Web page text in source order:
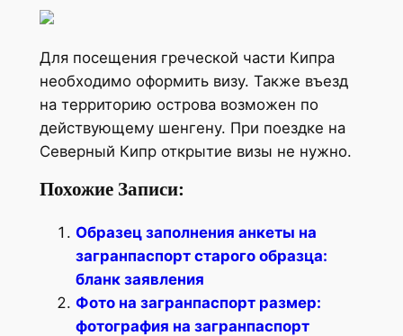
Для посещения греческой части Кипра
необходимо оформить визу. Также въезд
на территорию острова возможен по
действующему шенгену. При поездке на
Северный Кипр открытие визы не нужно.
Похожие Записи:
Образец заполнения анкеты на
загранпаспорт старого образца:
бланк заявления
Фото на загранпаспорт размер:
фотография на загранпаспорт